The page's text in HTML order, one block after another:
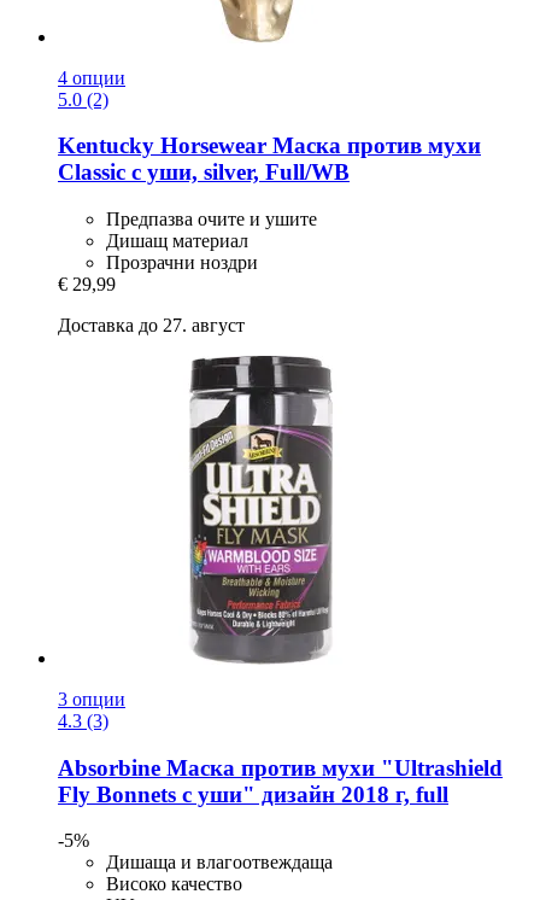
4 опции
5.0 (2)
Kentucky Horsewear Маска против мухи
Classic с уши, silver, Full/WB
Предпазва очите и ушите
Дишащ материал
Прозрачни ноздри
€ 29,99
Доставка до 27. август
3 опции
4.3 (3)
Absorbine Маска против мухи "Ultrashield
Fly Bonnets с уши" дизайн 2018 г, full
-5%
Дишаща и влагоотвеждаща
Високо качество